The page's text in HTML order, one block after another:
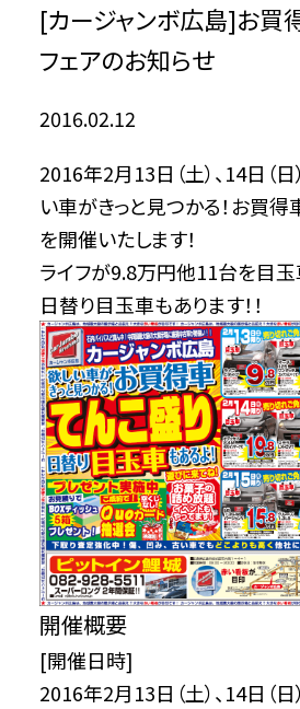
[カージャンボ広島]お買
フェアのお知らせ
2016.02.12
2016年2月13日（土）、14日（日
い車がきっと見つかる！お買得
を開催いたします！
ライフが9.8万円他11台を目玉
日替り目玉車もあります！！
開催概要
[開催日時]
2016年2月13日（土）、14日（日